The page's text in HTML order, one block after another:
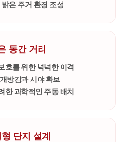
은 주거 환경 조성
동간 거리
호를 위한 넉넉한 이격
방감과 시야 확보
한 과학적인 주동 배치
단지 설계